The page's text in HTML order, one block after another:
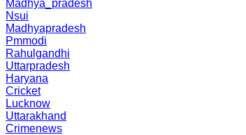
Madhya_pradesh
Nsui
Madhyapradesh
Pmmodi
Rahulgandhi
Uttarpradesh
Haryana
Cricket
Lucknow
Uttarakhand
Crimenews